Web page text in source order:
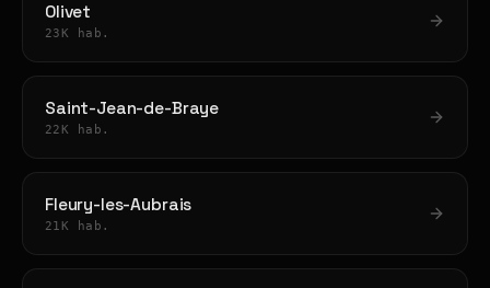
Olivet
23K hab.
Saint-Jean-de-Braye
22K hab.
Fleury-les-Aubrais
21K hab.